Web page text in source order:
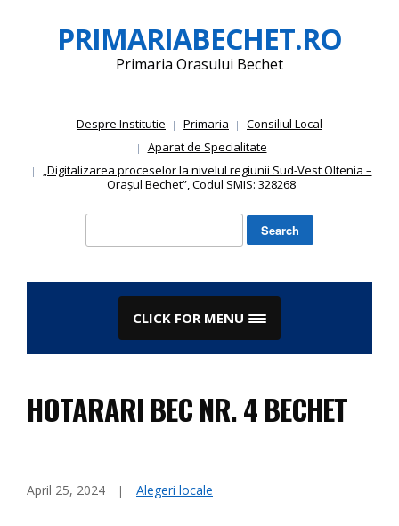
to
content
PRIMARIABECHET.RO
Primaria Orasului Bechet
Despre Institutie Primaria
Consiliul Local
Aparat de Specialitate
„Digitalizarea proceselor la nivelul regiunii Sud-Vest Oltenia –
Orașul Bechet”, Codul SMIS: 328268
CLICK FOR MENU
HOTARARI BEC NR. 4 BECHET
April 25, 2024 Alegeri locale